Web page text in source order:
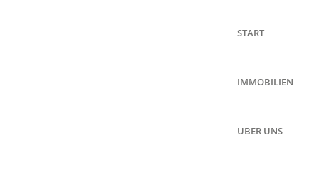
START
IMMOBILIEN
ÜBER UNS